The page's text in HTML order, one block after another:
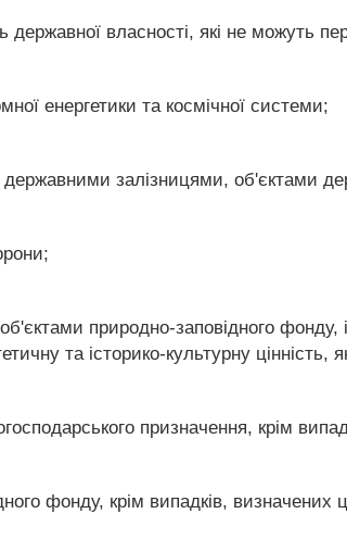
державної власності, які не можуть
енергетики та космічної системи;
державними залізницями, об'єктами
об'єктами природно-заповідного
та історико-культурну
призначення, крім
фонду, крім випадків, визначених